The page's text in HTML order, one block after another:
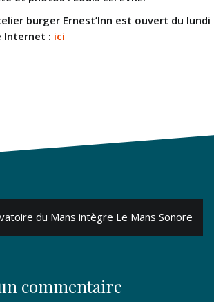
burger Ernest’Inn est ouvert du
Internet : ici
du Mans intègre Le Mans Sonore
commentaire